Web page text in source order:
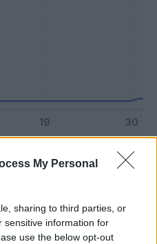
My Personal
sharing to third parties, or
sensitive information for
use the below opt-out
Titolare 0 - 0